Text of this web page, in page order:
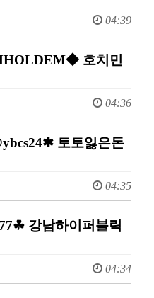
04:39
호치민
04:36
토토잃은돈
04:35
강남하이퍼블릭
04:34